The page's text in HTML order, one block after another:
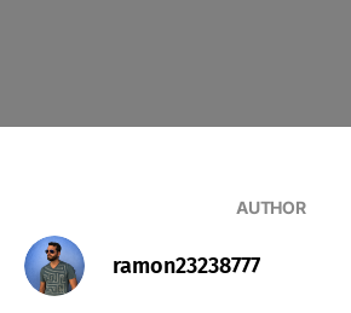
AUTHOR
ramon23238777